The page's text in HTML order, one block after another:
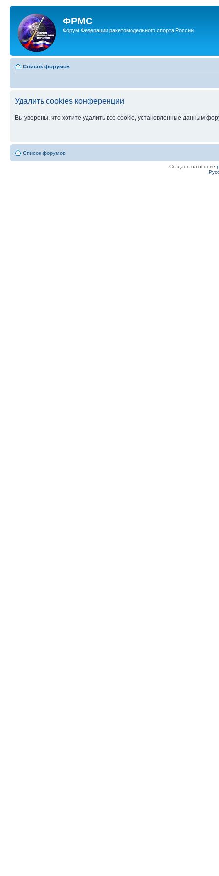
ФРМС
Форум Федерации ракетомодельного спорта России
Список форумов
Удалить cookies конференции
Вы уверены, что хотите удалить все cookie, установленные данным
Список форумов
Создано на основе